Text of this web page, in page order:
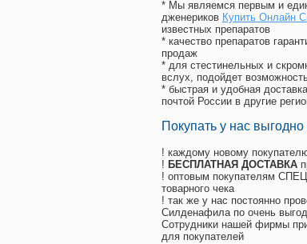
* Мы являемся первым и
дженериков Купить Онлайн
известных препаратов
* качество препаратов
продаж
* для стестинельных и
вслух, подойдет
* быстрая и удобная
почтой России в другие
Покупать у нас выгодно
! каждому новому
! БЕСПЛАТНАЯ ДОСТАВКА
! оптовым покупателям
товарного чека
! так же у нас постоянно
Силденафила по очень
Cотрудники нашей фирмы
для покупателей